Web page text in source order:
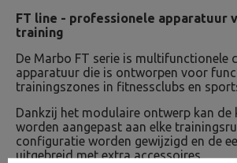
FT line - professionele apparatuur
training
De Marbo FT serie is multifunctionele
apparatuur die is ontworpen voor
trainingszones in fitnessclubs en
Dankzij het modulaire ontwerp kan
worden aangepast aan elke
configuratie worden gewijzigd en de
uitgebreid met extra accessoires.